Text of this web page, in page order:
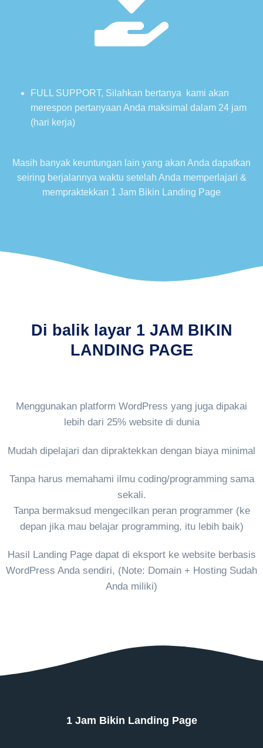
FULL SUPPORT, Silahkan bertanya kami akan
merespon pertanyaan Anda maksimal dalam 24 jam
(hari kerja)
Masih banyak keuntungan lain yang akan Anda dapatkan
seiring berjalannya waktu setelah Anda memperlajari &
mempraktekkan 1 Jam Bikin Landing Page
Di balik layar 1 JAM BIKIN
LANDING PAGE
Menggunakan platform WordPress yang juga dipakai
lebih dari 25% website di dunia
Mudah dipelajari dan dipraktekkan dengan biaya minimal
Tanpa harus memahami ilmu coding/programming sama
sekali.
Tanpa bermaksud mengecilkan peran programmer (ke
depan jika mau belajar programming, itu lebih baik)
Hasil Landing Page dapat di eksport ke website berbasis
WordPress Anda sendiri, (Note: Domain + Hosting Sudah
Anda miliki)
1 Jam Bikin Landing Page